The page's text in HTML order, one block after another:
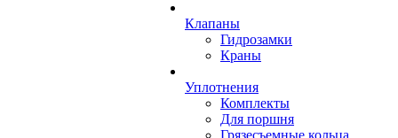
Клапаны
Гидрозамки
Краны
Уплотнения
Комплекты
Для поршня
Грязесъемные кольца